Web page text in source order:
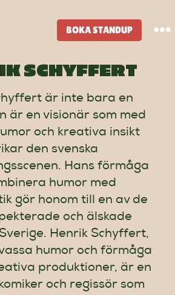
BOKA STANDUP
SCHYFFERT
är inte bara en
är en visionär som med
och kreativa insikt
den svenska
Hans förmåga
humor med
gör honom till en av de
och älskade
Henrik Schyffert,
humor och förmåga
produktioner, är en
och regissör som